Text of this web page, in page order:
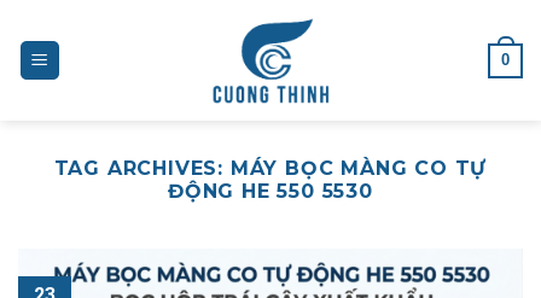
content
0
TAG ARCHIVES: MÁY BỌC MÀNG CO TỰ
ĐỘNG HE 550 5530